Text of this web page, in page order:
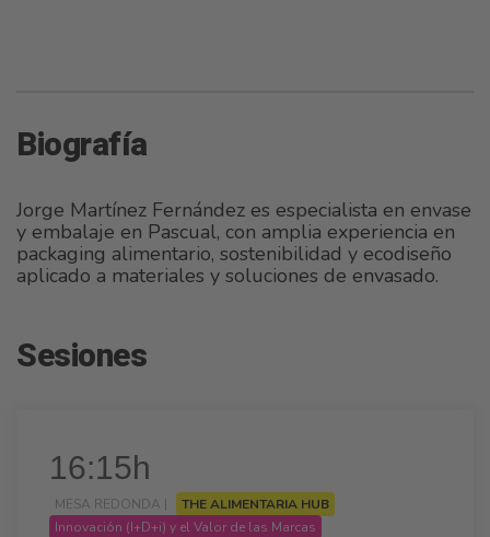
Biografía
Jorge Martínez Fernández es especialista en envase
y embalaje en Pascual, con amplia experiencia en
packaging alimentario, sostenibilidad y ecodiseño
aplicado a materiales y soluciones de envasado.
Sesiones
16:15h
MESA REDONDA |
THE ALIMENTARIA HUB
Innovación (I+D+i) y el Valor de las Marcas